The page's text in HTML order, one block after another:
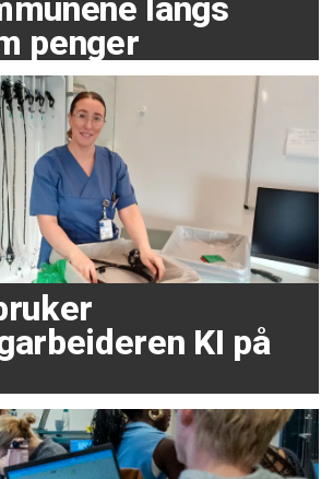
langs
penger
KI på